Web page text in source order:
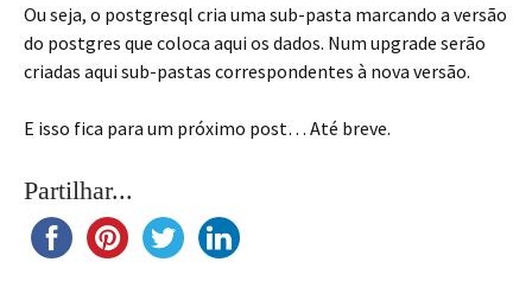
Ou seja, o postgresql cria uma sub-pasta marcando a versão
do postgres que coloca aqui os dados. Num upgrade serão
criadas aqui sub-pastas correspondentes à nova versão.
E isso fica para um próximo post… Até breve.
Partilhar...